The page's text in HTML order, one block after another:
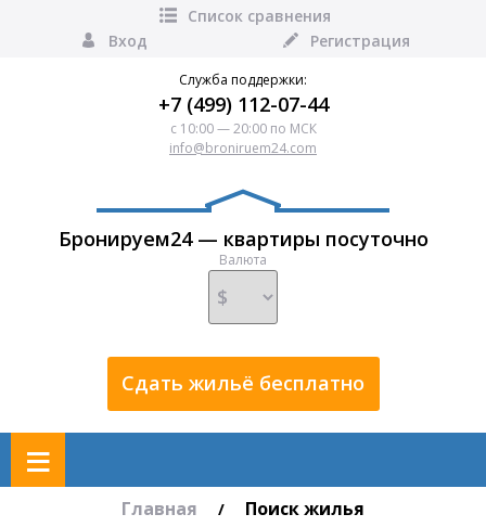
Список сравнения
Вход
Регистрация
Служба поддержки:
+7 (499) 112-07-44
с 10:00 — 20:00 по МСК
info@broniruem24.com
Бронируем24 — квартиры посуточно
Валюта
Сдать жильё бесплатно
≡
Главная / Поиск жилья